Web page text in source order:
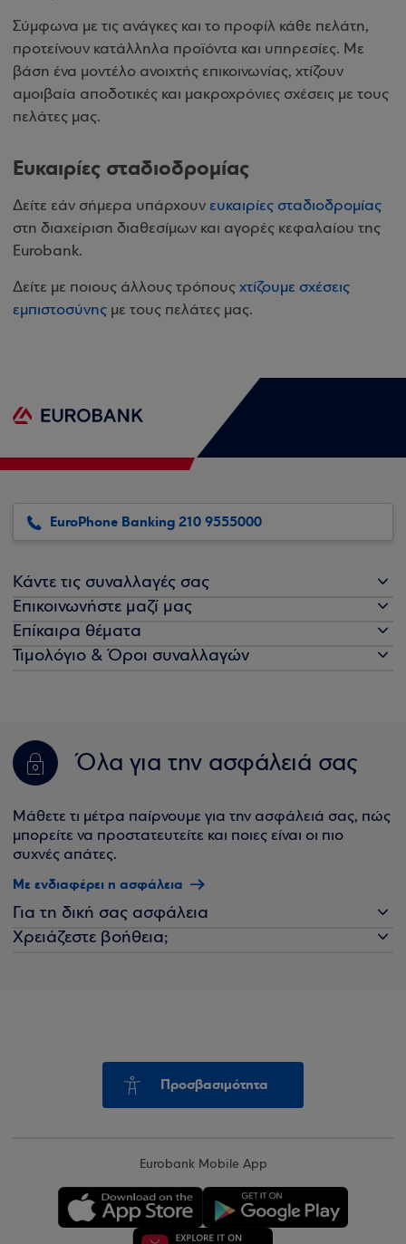
Σύμφωνα με τις ανάγκες και το προφίλ κάθε πελάτη,
προτείνουν κατάλληλα προϊόντα και υπηρεσίες. Με
βάση ένα μοντέλο ανοιχτής επικοινωνίας, χτίζουν
αμοιβαία αποδοτικές και μακροχρόνιες σχέσεις με τους
πελάτες μας.
Ευκαιρίες σταδιοδρομίας
Δείτε εάν σήμερα υπάρχουν ευκαιρίες σταδιοδρομίας
στη διαχείριση διαθεσίμων και αγορές κεφαλαίου της
Eurobank.
Δείτε με ποιους άλλους τρόπους χτίζουμε σχέσεις
εμπιστοσύνης με τους πελάτες μας.
EuroPhone Banking 210 9555000
Κάντε τις συναλλαγές σας
Επικοινωνήστε μαζί μας
Επίκαιρα θέματα
Τιμολόγιο & Όροι συναλλαγών
Όλα για την ασφάλειά σας
Μάθετε τι μέτρα παίρνουμε για την ασφάλειά σας, πώς
μπορείτε να προστατευτείτε και ποιες είναι οι πιο
συχνές απάτες.
Με ενδιαφέρει η ασφάλεια
Για τη δική σας ασφάλεια
Χρειάζεστε βοήθεια;
Προσβασιμότητα
Eurobank Mobile App